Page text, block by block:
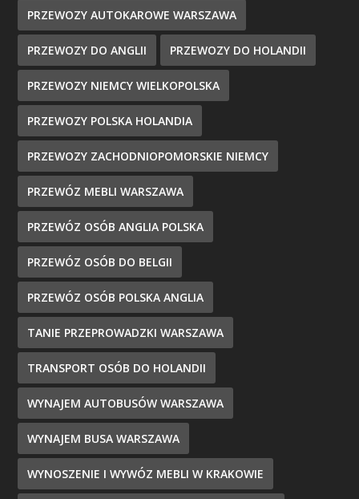
PRZEWOZY AUTOKAROWE WARSZAWA
PRZEWOZY DO ANGLII PRZEWOZY DO HOLANDII
PRZEWOZY NIEMCY WIELKOPOLSKA
PRZEWOZY POLSKA HOLANDIA
PRZEWOZY ZACHODNIOPOMORSKIE NIEMCY
PRZEWÓZ MEBLI WARSZAWA
PRZEWÓZ OSÓB ANGLIA POLSKA
PRZEWÓZ OSÓB DO BELGII
PRZEWÓZ OSÓB POLSKA ANGLIA
TANIE PRZEPROWADZKI WARSZAWA
TRANSPORT OSÓB DO HOLANDII
WYNAJEM AUTOBUSÓW WARSZAWA
WYNAJEM BUSA WARSZAWA
WYNOSZENIE I WYWÓZ MEBLI W KRAKOWIE